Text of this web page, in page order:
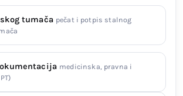
tumača pečat i potpis stalnog
medicinska, pravna i